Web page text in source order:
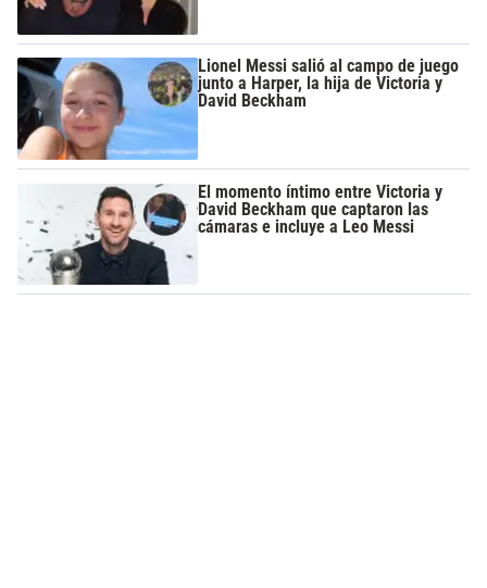
Lionel Messi salió al campo de juego
junto a Harper, la hija de Victoria y
David Beckham
El momento íntimo entre Victoria y
David Beckham que captaron las
cámaras e incluye a Leo Messi